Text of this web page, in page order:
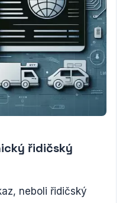
řidičský
neboli řidičský